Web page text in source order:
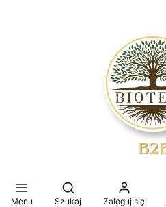
Menu
Otwórz wyszukiwarkę
Szukaj Zaloguj się